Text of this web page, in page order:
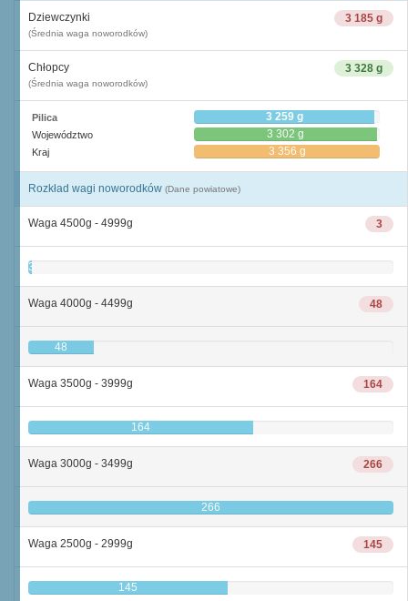
3 185 g
Dziewczynki
(Średnia waga noworodków)
3 328 g
Chłopcy
(Średnia waga noworodków)
Pilica 3 259 g
Województwo 3 302 g
Kraj 3 356 g
Rozkład wagi noworodków (Dane powiatowe)
3
Waga 4500g - 4999g
3
48
Waga 4000g - 4499g
48
164
Waga 3500g - 3999g
164
266
Waga 3000g - 3499g
266
145
Waga 2500g - 2999g
145